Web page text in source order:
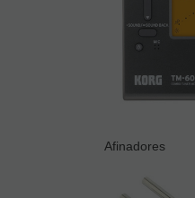
Afinadores